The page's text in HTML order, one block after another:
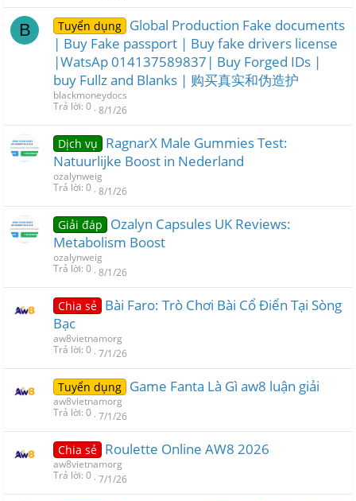
B Tuyển dụng Global Production Fake documents
| Buy Fake passport | Buy fake drivers license
|WatsAp 014137589837| Buy Forged IDs |
buy Fullz and Blanks | 购买真实和伪造护
blackmoneydocs
Trả lời 0 8/1/26
Dịch vụ
RagnarX Male Gummies Test:
Natuurlijke Boost in Nederland
ozalynweig
Trả lời 0 8/1/26
Giải đáp
Ozalyn Capsules UK Reviews:
Metabolism Boost
ozalynweig
Trả lời 0 8/1/26
Chia sẻ Bài Faro: Trò Chơi Bài Cổ Điển Tại Sòng
Bạc
aw8vietnamorg
Trả lời 0 7/1/26
Tuyển dụng Game Fanta Là Gì aw8 luận giải
aw8vietnamorg
Trả lời 0 7/1/26
Chia sẻ Roulette Online AW8 2026
aw8vietnamorg
Trả lời 0 7/1/26